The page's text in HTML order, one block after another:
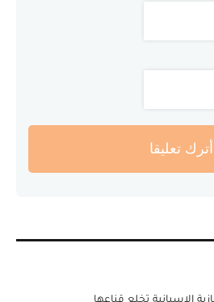
أترك تعليقا
الإسبانية تخلع قناعها